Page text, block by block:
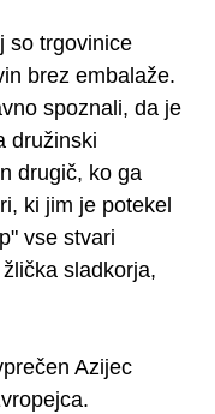
so trgovinice
brez embalaže.
spoznali, da je
družinski
drugič, ko ga
ki jim je potekel
vse stvari
sladkorja,
Azijec